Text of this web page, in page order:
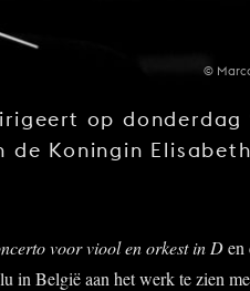
©
op donderdag
de Koningin
voor viool en orkest in Den
in België aan het werk te zien